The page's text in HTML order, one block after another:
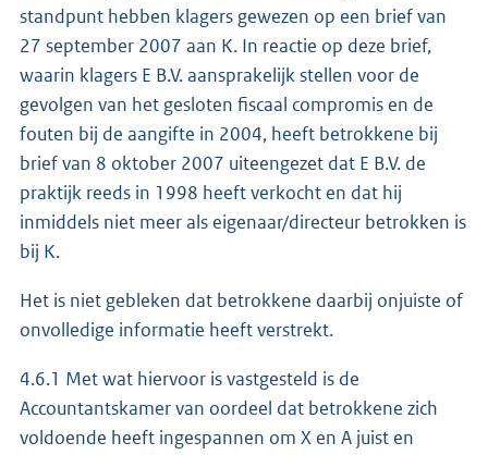
standpunt hebben klagers gewezen op een brief van
27 september 2007 aan K. In reactie op deze brief,
waarin klagers E B.V. aansprakelijk stellen voor de
gevolgen van het gesloten fiscaal compromis en de
fouten bij de aangifte in 2004, heeft betrokkene bij
brief van 8 oktober 2007 uiteengezet dat E B.V. de
praktijk reeds in 1998 heeft verkocht en dat hij
inmiddels niet meer als eigenaar/directeur betrokken is
bij K.
Het is niet gebleken dat betrokkene daarbij onjuiste of
onvolledige informatie heeft verstrekt.
4.6.1 Met wat hiervoor is vastgesteld is de
Accountantskamer van oordeel dat betrokkene zich
voldoende heeft ingespannen om X en A juist en